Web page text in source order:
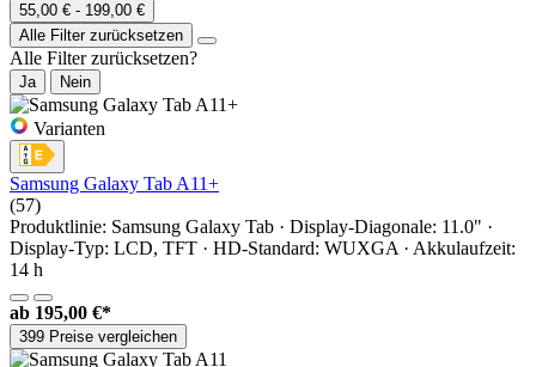
55,00 € - 199,00 €
Alle Filter zurücksetzen
Alle Filter zurücksetzen?
Ja Nein
Varianten
Samsung Galaxy Tab A11+
(57)
Produktlinie: Samsung Galaxy Tab · Display-Diagonale: 11.0" ·
Display-Typ: LCD, TFT · HD-Standard: WUXGA · Akkulaufzeit:
14 h
ab 195,00 €*
399 Preise vergleichen